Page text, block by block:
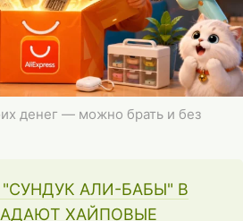
денег — можно брать и без
АЛИ-БАБЫ" В
ХАЙПОВЫЕ